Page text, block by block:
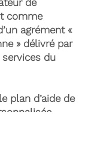
de
comme
agrément «
» délivré par
du
plan d’aide de